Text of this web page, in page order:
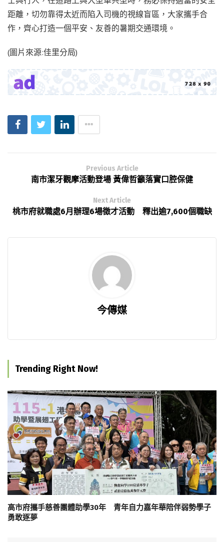
距離，切勿靠得太近而陷入司機的視線盲區，大家攜手合
作，齊心打造一個平安、友善的暑期交通環境。
(圖片來源:佳里分局)
Previous Article
南市潔牙觀摩活動登場 黃偉哲籲落實口腔保健
Next Article
桃市府就職處6月辦理6場徵才活動 釋出逾7,600個職缺
今傳媒
Trending Right Now!
高市府攜手慈善團體助學30年 青年自力嘉年華陪伴弱勢學子
勇敢逐夢